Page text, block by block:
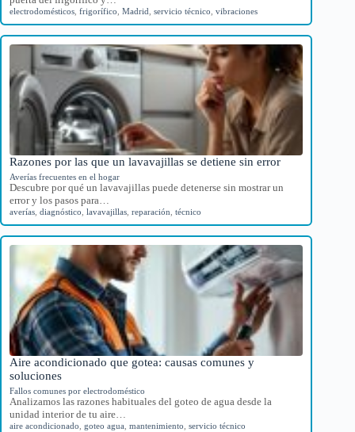
electrodomésticos frigorífico Madrid servicio técnico vibraciones
Razones por las que un lavavajillas se detiene sin error
Averías frecuentes en el hogar
Descubre por qué un lavavajillas puede detenerse sin mostrar un
error y los pasos para…
averías diagnóstico lavavajillas reparación técnico
Aire acondicionado que gotea: causas comunes y
soluciones
Fallos comunes por electrodoméstico
Analizamos las razones habituales del goteo de agua desde la
unidad interior de tu aire…
aire acondicionado goteo agua mantenimiento servicio técnico